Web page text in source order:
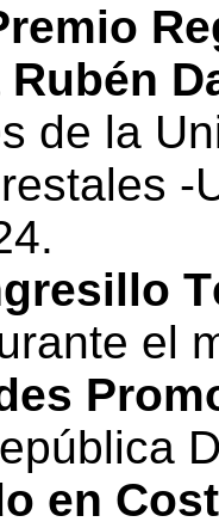
de la
el
en